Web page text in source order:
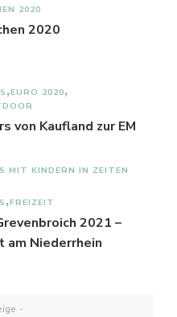
2020
2020
EURO 2020
von Kaufland zur EM
MIT KINDERN IN ZEITEN
FREIZEIT
2021 –
am Niederrhein
-